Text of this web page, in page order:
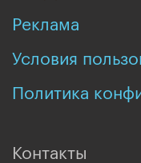
Реклама
Условия
Политика
Контакты